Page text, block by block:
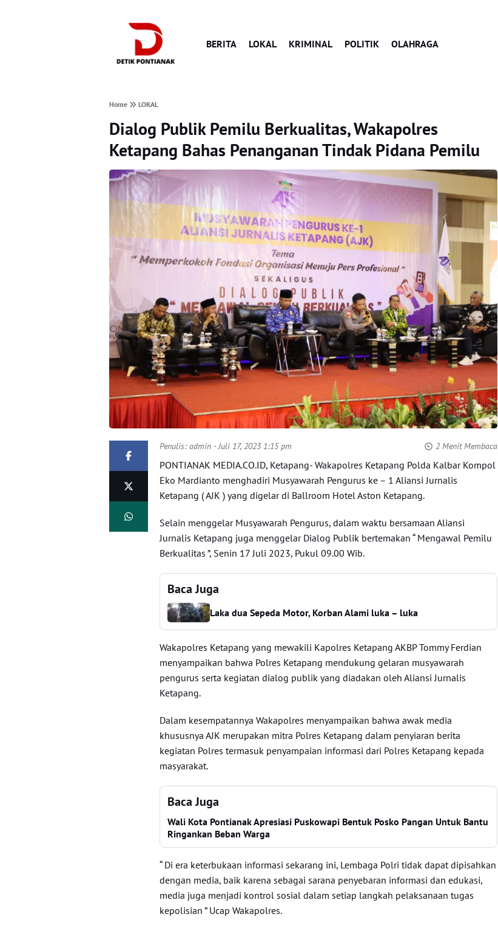
BERITA LOKAL KRIMINAL POLITIK OLAHRAGA
Home LOKAL
Dialog Publik Pemilu Berkualitas, Wakapolres
Ketapang Bahas Penanganan Tindak Pidana Pemilu
Penulis:admin - Juli 17, 2023 1:15 pm 2 Menit Membaca
PONTIANAK MEDIA.CO.ID, Ketapang- Wakapolres Ketapang Polda Kalbar Kompol
Eko Mardianto menghadiri Musyawarah Pengurus ke – 1 Aliansi Jurnalis
Ketapang ( AJK ) yang digelar di Ballroom Hotel Aston Ketapang.
Selain menggelar Musyawarah Pengurus, dalam waktu bersamaan Aliansi
Jurnalis Ketapang juga menggelar Dialog Publik bertemakan “ Mengawal Pemilu
Berkualitas ”, Senin 17 Juli 2023, Pukul 09.00 Wib.
Baca Juga
Laka dua Sepeda Motor, Korban Alami luka – luka
Wakapolres Ketapang yang mewakili Kapolres Ketapang AKBP Tommy Ferdian
menyampaikan bahwa Polres Ketapang mendukung gelaran musyawarah
pengurus serta kegiatan dialog publik yang diadakan oleh Aliansi Jurnalis
Ketapang.
Dalam kesempatannya Wakapolres menyampaikan bahwa awak media
khususnya AJK merupakan mitra Polres Ketapang dalam penyiaran berita
kegiatan Polres termasuk penyampaian informasi dari Polres Ketapang kepada
masyarakat.
Baca Juga
Wali Kota Pontianak Apresiasi Puskowapi Bentuk Posko Pangan Untuk Bantu
Ringankan Beban Warga
“ Di era keterbukaan informasi sekarang ini, Lembaga Polri tidak dapat dipisahkan
dengan media, baik karena sebagai sarana penyebaran informasi dan edukasi,
media juga menjadi kontrol sosial dalam setiap langkah pelaksanaan tugas
kepolisian ” Ucap Wakapolres.